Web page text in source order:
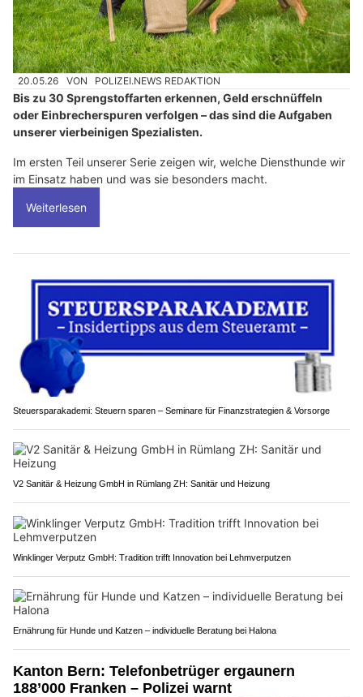
20.05.26 VON POLIZEI.NEWS REDAKTION
Bis zu 30 Sprengstoffarten erkennen, Geld erschnüffeln
oder Einbrecherspuren verfolgen – das sind die Aufgaben
unserer vierbeinigen Spezialisten.
Im ersten Teil unserer Serie zeigen wir, welche Diensthunde wir
im Einsatz haben und was sie besonders macht.
Weiterlesen
Steuersparakademi: Steuern sparen – Seminare für Finanzstrategien & Vorsorge
V2 Sanitär & Heizung GmbH in Rümlang ZH: Sanitär und Heizung
Winklinger Verputz GmbH: Tradition trifft Innovation bei Lehmverputzen
Ernährung für Hunde und Katzen – individuelle Beratung bei Halona
Kanton Bern: Telefonbetrüger ergaunern
188’000 Franken – Polizei warnt